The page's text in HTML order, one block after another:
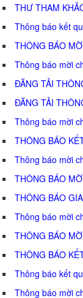
THƯ THAM
Thông báo kết
THÔNG BÁO
Thông báo mời
ĐĂNG TẢI
ĐĂNG TẢI
Thông báo mời
THÔNG BÁO
Thông báo mời
THÔNG BÁO
THÔNG BÁO
Thông báo mời
THÔNG BÁO
THÔNG BÁO
Thông báo kết
Thông báo mời